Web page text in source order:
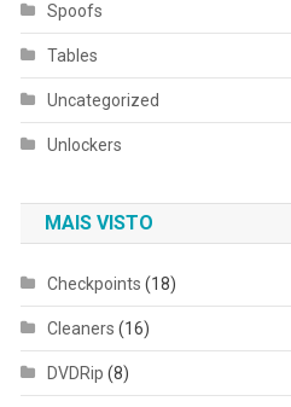
Spoofs
Tables
Uncategorized
Unlockers
MAIS VISTO
Checkpoints (18)
Cleaners (16)
DVDRip (8)